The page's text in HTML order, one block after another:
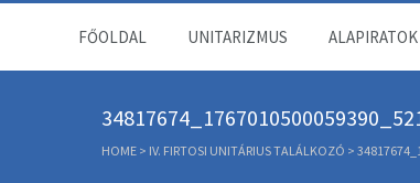
FŐOLDAL UNITARIZMUS ALAPIRATOK
HOME > IV. FIRTOSI UNITÁRIUS TALÁLKOZÓ >